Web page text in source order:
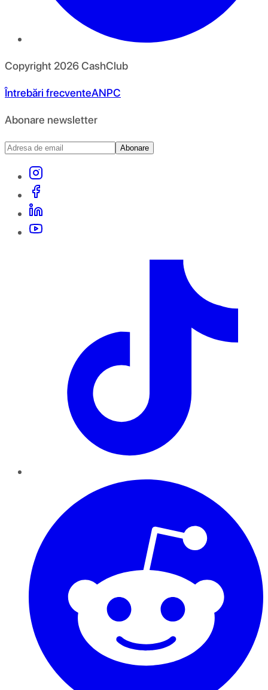
Copyright 2026CashClub
Întrebări frecventeANPC
Abonare newsletter
Abonare